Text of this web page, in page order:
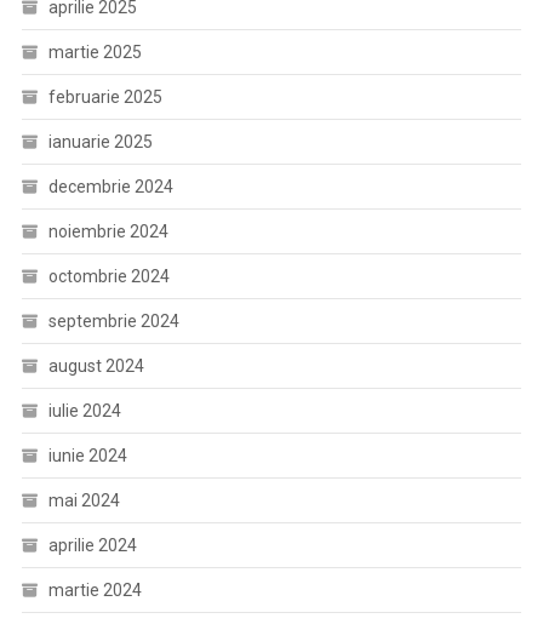
aprilie 2025
martie 2025
februarie 2025
ianuarie 2025
decembrie 2024
noiembrie 2024
octombrie 2024
septembrie 2024
august 2024
iulie 2024
iunie 2024
mai 2024
aprilie 2024
martie 2024